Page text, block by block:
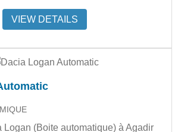
VIEW DETAILS
Logan (Boite automatique) à Agadir